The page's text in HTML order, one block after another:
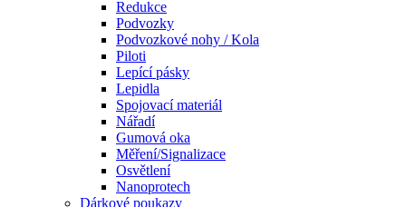
Redukce
Podvozky
Podvozkové nohy / Kola
Piloti
Lepící pásky
Lepidla
Spojovací materiál
Nářadí
Gumová oka
Měření/Signalizace
Osvětlení
Nanoprotech
Dárkové poukazy